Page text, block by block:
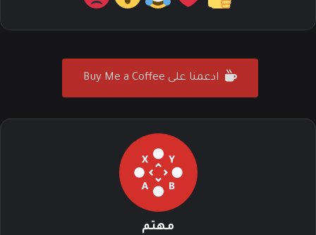
ادعمنا على Buy Me a Coffee
مهتم